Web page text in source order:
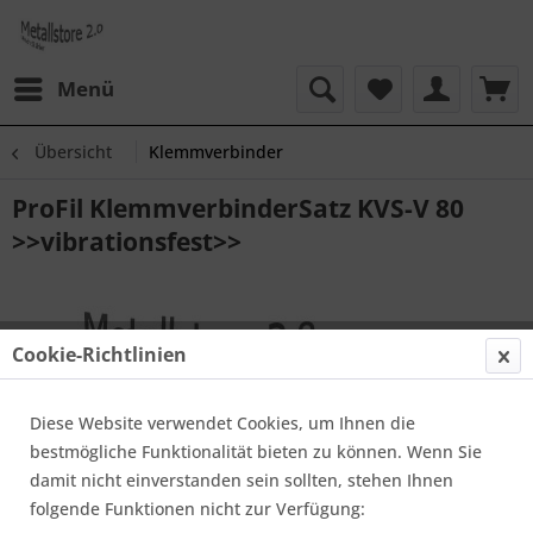
Menü
Übersicht Klemmverbinder
ProFil KlemmverbinderSatz KVS-V 80
>>vibrationsfest>>
Cookie-Richtlinien
Diese Website verwendet Cookies, um Ihnen die
bestmögliche Funktionalität bieten zu können. Wenn Sie
damit nicht einverstanden sein sollten, stehen Ihnen
folgende Funktionen nicht zur Verfügung: